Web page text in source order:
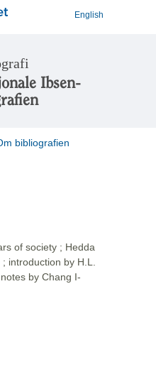
English
Ibsen-
bibliografien
of society ; Hedda
introduction by H.L.
by Chang I-